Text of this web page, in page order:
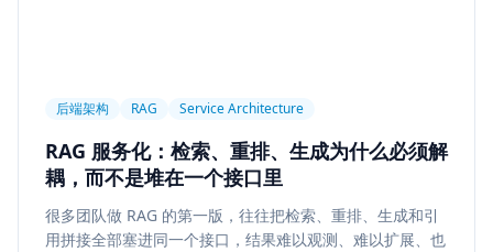
后端架构 RAG Service Architecture
RAG 服务化：检索、重排、生成为什么必须解
耦，而不是堆在一个接口里
很多团队做 RAG 的第一版，往往把检索、重排、生成和引
用拼接全部塞进同一个接口，结果难以观测、难以扩展、也